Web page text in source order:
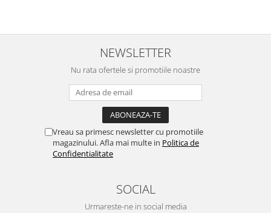
recomand cu mult drag !
NEWSLETTER
Nu rata ofertele si promotiile noastre
Vreau sa primesc newsletter cu promotiile
magazinului. Afla mai multe in Politica de
Confidentialitate
SOCIAL
Urmareste-ne in social media